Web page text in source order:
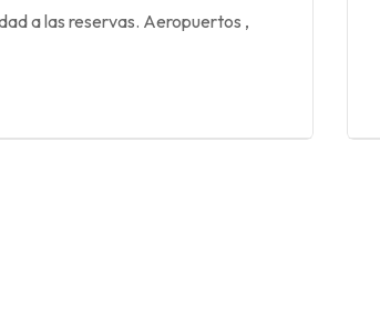
a las reservas. Aeropuertos ,